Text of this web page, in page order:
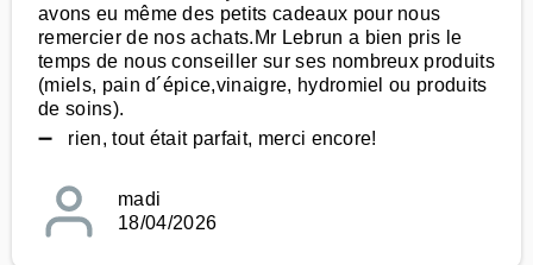
avons eu même des petits cadeaux pour nous
remercier de nos achats.Mr Lebrun a bien pris le
temps de nous conseiller sur ses nombreux produits
(miels, pain d´épice,vinaigre, hydromiel ou produits
de soins).
➖ rien, tout était parfait, merci encore!
madi
18/04/2026